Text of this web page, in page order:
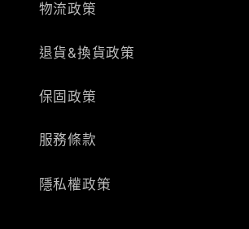
物流政策
退貨&換貨政策
保固政策
服務條款
隱私權政策